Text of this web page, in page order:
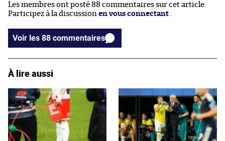
Les membres ont posté 88 commentaires sur cet article.
Participez à la discussion en vous connectant .
Voir les 88 commentaires
À lire aussi